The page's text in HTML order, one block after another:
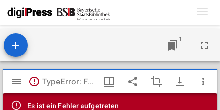
1
Mirador
Viewer
TypeError: Failed to fetch
Es ist ein Fehler aufgetreten